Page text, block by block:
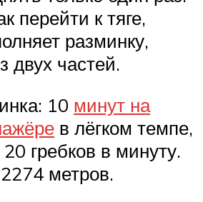
перейти к тяге,
разминку,
двух частей.
10 минут на
в лёгком темпе,
гребков в минуту.
метров.